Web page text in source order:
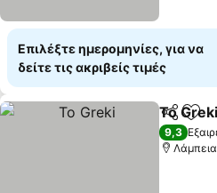
Επιλέξτε ημερομηνίες, για να
δείτε τις ακριβείς τιμές
To Greki
9,3